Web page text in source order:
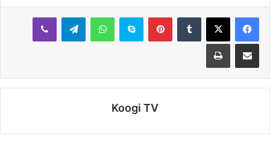
بينتيريستسكايب واتساب تيلقرام ڤايبر
مشاركة عبر البريد طباعة
Koogi TV